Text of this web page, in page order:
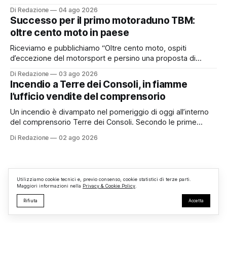
pubblicamente comunicato ai cittadini attraverso l’Albo
Pretorio. Un’anomalia che merita spiegazioni. Il Consiglio
comunale è, per sua natura, un’assemblea
Di Redazione 04 ago 2026
Successo per il primo motoraduno TBM:
oltre cento moto in paese
Riceviamo e pubblichiamo “Oltre cento moto, ospiti
d’eccezione del motorsport e persino una proposta di
organizzato da TBM a Monterosi, un evento che ha
superato le aspettative degli organizzatori richiamando
appassionati delle due ruote da tutto il Lazio e dalle regioni
limitrofe. Per
Di Redazione 03 ago 2026
Incendio a Terre dei Consoli, in fiamme
l’ufficio vendite del comprensorio
Un incendio è divampato nel pomeriggio di oggi all’interno
del comprensorio Terre dei Consoli. Secondo le prime
struttura adibita a ufficio vendite. Sul posto sono intervenuti
Di Redazione 02 ago 2026
Utilizziamo cookie tecnici e, previo consenso, cookie statistici di terze parti.
Maggiori informazioni nella Privacy & Cookie Policy
Rifiuta Accetta